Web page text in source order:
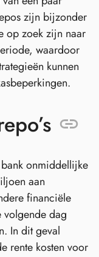
zijn bijzonder
op zoek zijn naar
waardoor
kunnen
onmiddellijke
aan
financiële
volgende dag
In dit geval
rente kosten voor